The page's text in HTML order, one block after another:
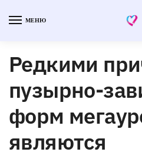
МЕНЮ
Редкими
пузырно-
форм
являются